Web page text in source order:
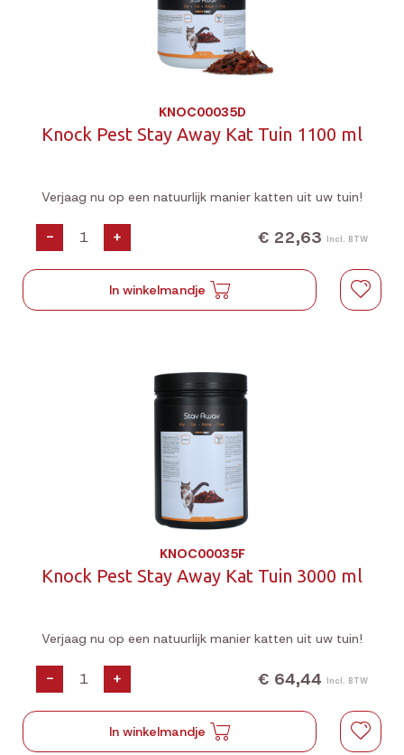
KNOC00035D
Knock Pest Stay Away Kat Tuin 1100 ml
Verjaag nu op een natuurlijk manier katten uit uw tuin!
- + € 22,63 Incl. BTW
In winkelmandje
KNOC00035F
Knock Pest Stay Away Kat Tuin 3000 ml
Verjaag nu op een natuurlijk manier katten uit uw tuin!
- + € 64,44 Incl. BTW
In winkelmandje